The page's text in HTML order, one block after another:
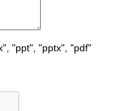
"ppt", "pptx", "pdf"